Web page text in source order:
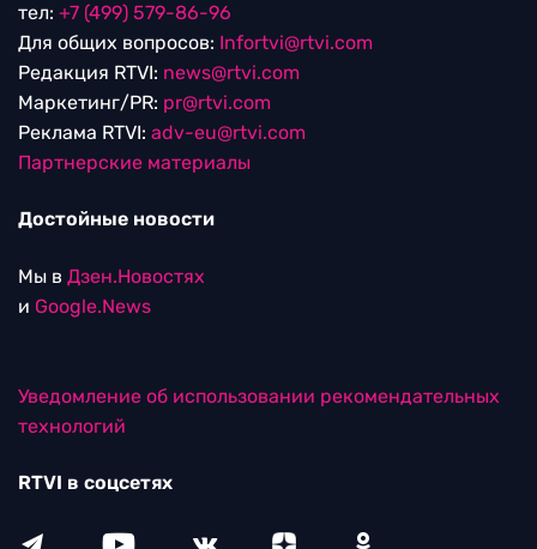
тел: +7 (499) 579-86-96
Для общих вопросов: Infortvi@rtvi.com
Редакция RTVI: news@rtvi.com
Маркетинг/PR: pr@rtvi.com
Реклама RTVI: adv-eu@rtvi.com
Партнерские материалы
Достойные новости
Мы в Дзен.Новостях
и Google.News
Уведомление об использовании рекомендательных
технологий
RTVI в соцсетях